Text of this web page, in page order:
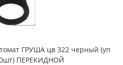
ГРУША цв 322 черный (уп
ПЕРЕКИДНОЙ